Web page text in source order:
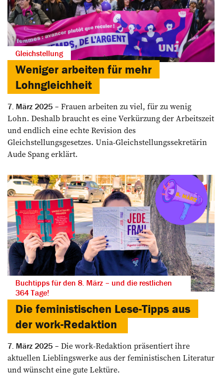
Gleichstellung
Weniger arbeiten für mehr
Lohngleichheit
7. März 2025
Frauen arbeiten zu viel, für zu wenig
Lohn. Deshalb braucht es eine Verkürzung der Arbeitszeit
und endlich eine echte Revision des
Gleichstellungsgesetzes. Unia-Gleichstellungssekretärin
Aude Spang erklärt.
Buchtipps für den 8. März – und die restlichen
364 Tage!
Die feministischen Lese-Tipps aus
der work-Redaktion
7. März 2025
Die work-Redaktion präsentiert ihre
aktuellen Lieblingswerke aus der feministischen Literatur
und wünscht eine gute Lektüre.